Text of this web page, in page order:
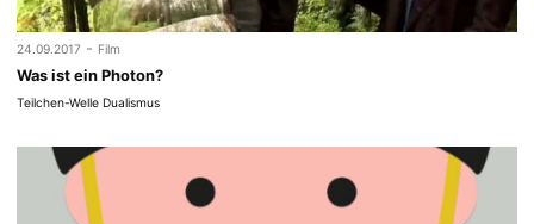
24.09.2017 - Film
Was ist ein Photon?
Teilchen-Welle Dualismus